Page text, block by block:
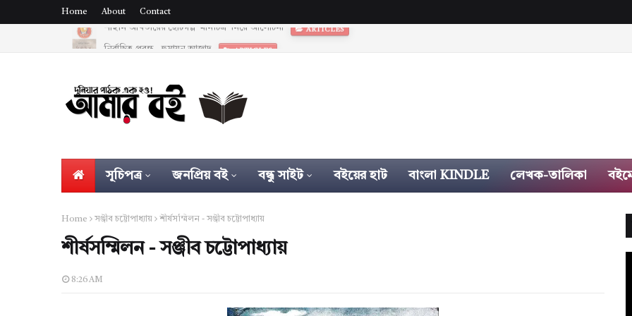
Home About Contact
সূচিপত্র জনপ্রিয় বই বন্ধু সাইট বইয়ের হাট বাংলা KINDLE লেখক-তালিকা
Home সঞ্জীব চট্টোপাধ্যায় শীর্ষসম্মিলন - সঞ্জীব চট্টোপাধ্যায়
শীর্ষসম্মিলন - সঞ্জীব চট্টোপাধ্যায়
8:26 AM